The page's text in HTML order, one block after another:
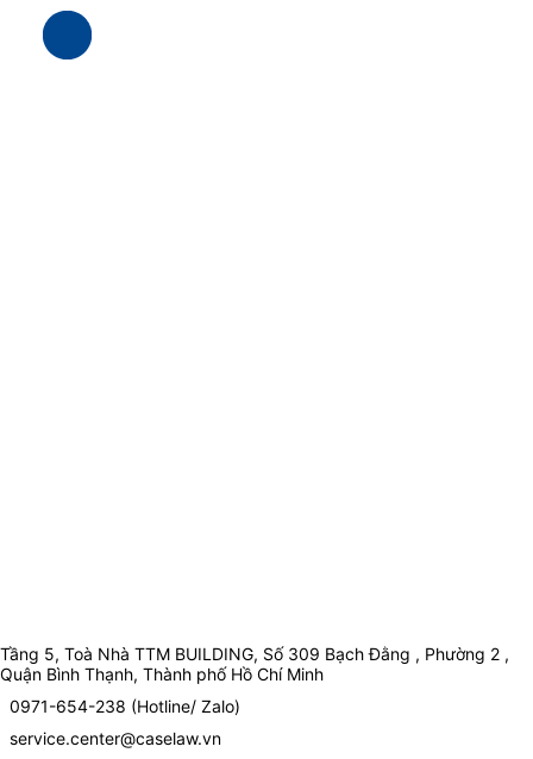
Tầng 5, Toà Nhà TTM BUILDING, Số 309 Bạch Đằng , Phường 2 ,
Quận Bình Thạnh, Thành phố Hồ Chí Minh
0971-654-238 (Hotline/ Zalo)
service.center@caselaw.vn